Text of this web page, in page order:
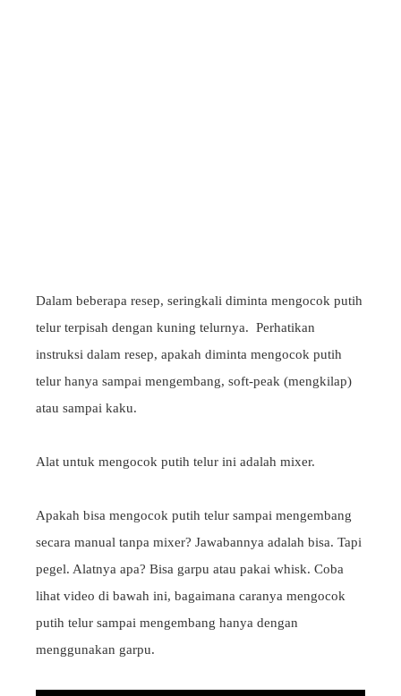
Dalam beberapa resep, seringkali diminta mengocok putih
telur terpisah dengan kuning telurnya. Perhatikan
instruksi dalam resep, apakah diminta mengocok putih
telur hanya sampai mengembang, soft-peak (mengkilap)
atau sampai kaku.
Alat untuk mengocok putih telur ini adalah mixer.
Apakah bisa mengocok putih telur sampai mengembang
secara manual tanpa mixer? Jawabannya adalah bisa. Tapi
pegel. Alatnya apa? Bisa garpu atau pakai whisk. Coba
lihat video di bawah ini, bagaimana caranya mengocok
putih telur sampai mengembang hanya dengan
menggunakan garpu.